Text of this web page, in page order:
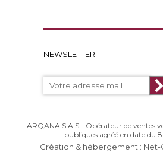
NEWSLETTER
ARQANA S.A.S - Opérateur de ventes
publiques agréé en date du
Création & hébergement :